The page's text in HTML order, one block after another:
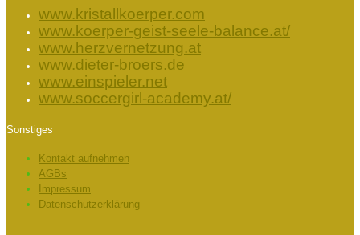
www.kristallkoerper.com
www.koerper-geist-seele-balance.at/
www.herzvernetzung.at
www.dieter-broers.de
www.einspieler.net
www.soccergirl-academy.at/
Sonstiges
Kontakt aufnehmen
AGBs
Impressum
Datenschutzerklärung